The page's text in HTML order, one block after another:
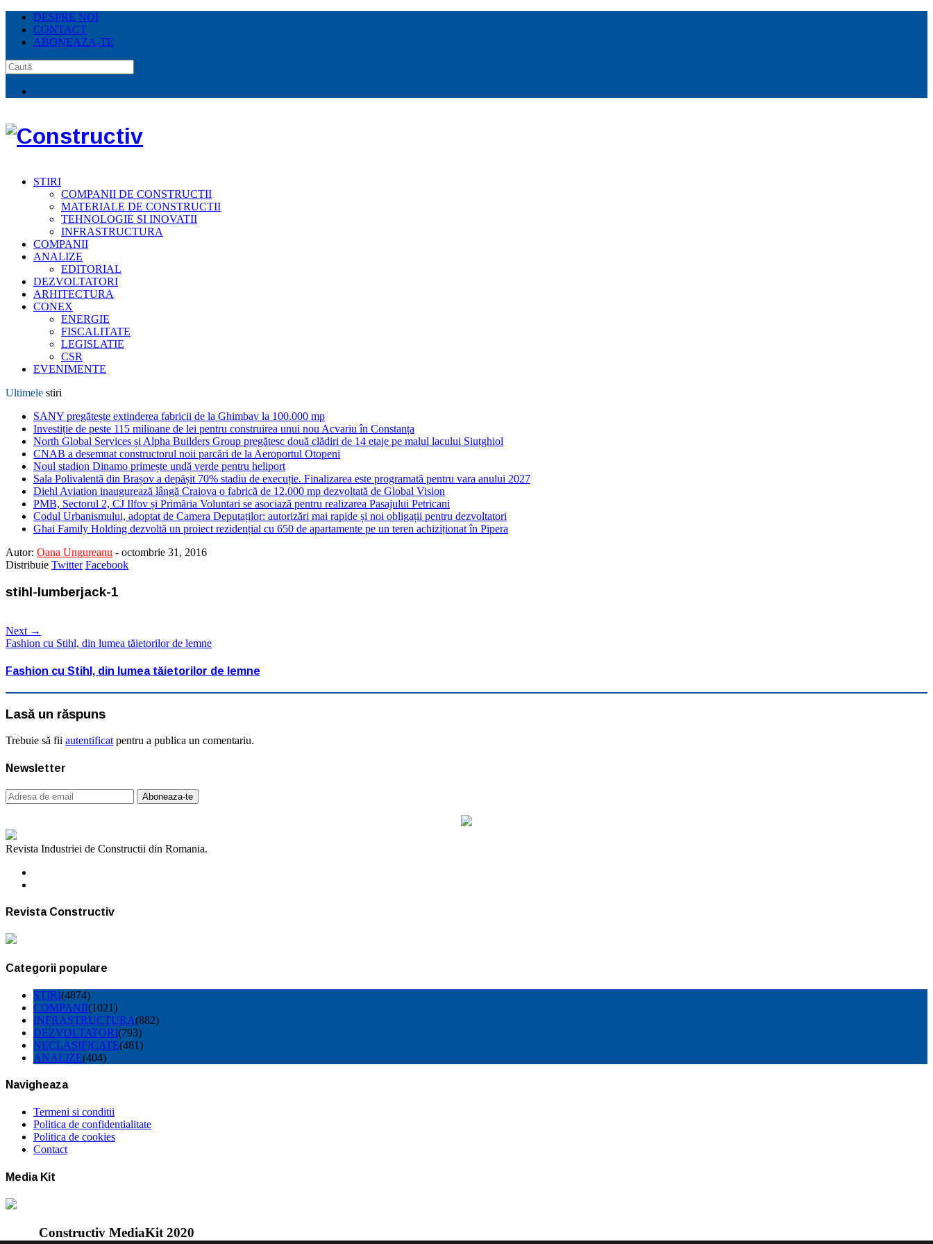
DESPRE NOI
CONTACT
ABONEAZA-TE
STIRI
COMPANII DE CONSTRUCTII
MATERIALE DE CONSTRUCTII
TEHNOLOGIE SI INOVATII
INFRASTRUCTURA
COMPANII
ANALIZE
EDITORIAL
DEZVOLTATORI
ARHITECTURA
CONEX
ENERGIE
FISCALITATE
LEGISLATIE
CSR
EVENIMENTE
Ultimele stiri
SANY pregătește extinderea fabricii de la Ghimbav la 100.000 mp
Investiție de peste 115 milioane de lei pentru construirea unui nou Acvariu în Constanța
North Global Services și Alpha Builders Group pregătesc două clădiri de 14 etaje pe malul lacului Siutghiol
CNAB a desemnat constructorul noii parcări de la Aeroportul Otopeni
Noul stadion Dinamo primește undă verde pentru heliport
Sala Polivalentă din Brașov a depășit 70% stadiu de execuție. Finalizarea este programată pentru vara anului 2027
Diehl Aviation inaugurează lângă Craiova o fabrică de 12.000 mp dezvoltată de Global Vision
PMB, Sectorul 2, CJ Ilfov și Primăria Voluntari se asociază pentru realizarea Pasajului Petricani
Codul Urbanismului, adoptat de Camera Deputaților: autorizări mai rapide și noi obligații pentru dezvoltatori
Ghai Family Holding dezvoltă un proiect rezidențial cu 650 de apartamente pe un teren achiziționat în Pipera
Autor: Oana Ungureanu - octombrie 31, 2016
Distribuie Twitter Facebook
stihl-lumberjack-1
Next →
Fashion cu Stihl, din lumea tăietorilor de lemne
Fashion cu Stihl, din lumea tăietorilor de lemne
Lasă un răspuns
Trebuie să fii autentificat pentru a publica un comentariu.
Newsletter
Revista Industriei de Constructii din Romania.
Revista Constructiv
Categorii populare
STIRI(4874)
COMPANII(1021)
INFRASTRUCTURA(882)
DEZVOLTATORI(793)
NECLASIFICATE(481)
ANALIZE(404)
Navigheaza
Termeni si conditii
Politica de confidentialitate
Politica de cookies
Contact
Media Kit
Constructiv MediaKit 2020